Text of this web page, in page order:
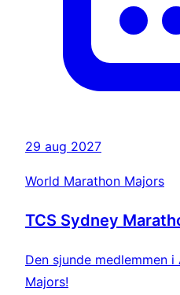
29 aug 2027
World Marathon Majors
TCS Sydney
Den sjunde medlemmen
Majors!